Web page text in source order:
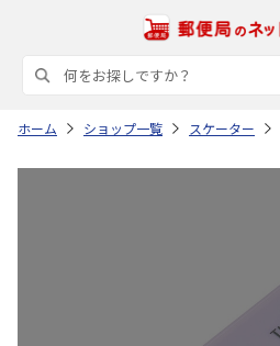
ホーム ショップ一覧 スケーター